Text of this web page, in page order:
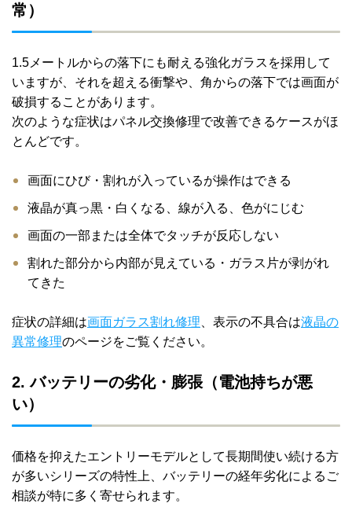
常）
1.5メートルからの落下にも耐える強化ガラスを採用して
いますが、それを超える衝撃や、角からの落下では画面が
破損することがあります。
次のような症状はパネル交換修理で改善できるケースがほ
とんどです。
画面にひび・割れが入っているが操作はできる
液晶が真っ黒・白くなる、線が入る、色がにじむ
画面の一部または全体でタッチが反応しない
割れた部分から内部が見えている・ガラス片が剥がれ
てきた
症状の詳細は画面ガラス割れ修理 、表示の不具合は液晶の
異常修理のページをご覧ください。
2. バッテリーの劣化・膨張（電池持ちが悪
い）
価格を抑えたエントリーモデルとして長期間使い続ける方
が多いシリーズの特性上、バッテリーの経年劣化によるご
相談が特に多く寄せられます。